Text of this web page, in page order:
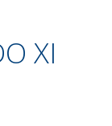
XI